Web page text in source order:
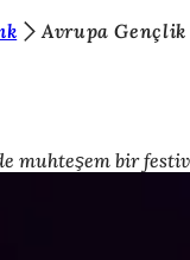
Avrupa
muhteşem bir